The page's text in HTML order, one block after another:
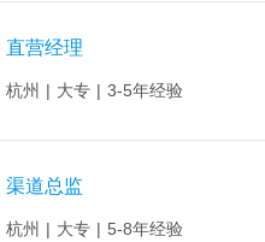
直营经理
杭州 | 大专 | 3-5年经验
渠道总监
杭州 | 大专 | 5-8年经验